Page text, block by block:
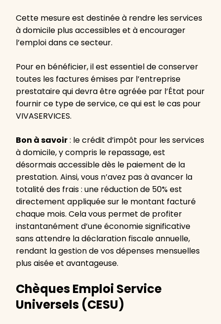
Cette mesure est destinée à rendre les services
à domicile plus accessibles et à encourager
l’emploi dans ce secteur.
Pour en bénéficier, il est essentiel de conserver
toutes les factures émises par l’entreprise
prestataire qui devra être agréée par l’État pour
fournir ce type de service, ce qui est le cas pour
VIVASERVICES.
Bon à savoir: le crédit d’impôt pour les services
à domicile, y compris le repassage, est
désormais accessible dès le paiement de la
prestation. Ainsi, vous n’avez pas à avancer la
totalité des frais : une réduction de 50% est
directement appliquée sur le montant facturé
chaque mois. Cela vous permet de profiter
instantanément d’une économie significative
sans attendre la déclaration fiscale annuelle,
rendant la gestion de vos dépenses mensuelles
plus aisée et avantageuse.
Chèques Emploi Service
Universels (CESU)